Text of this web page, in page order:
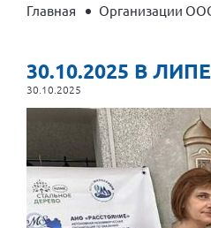
Главная Организации
30.10.2025 В
30.10.2025